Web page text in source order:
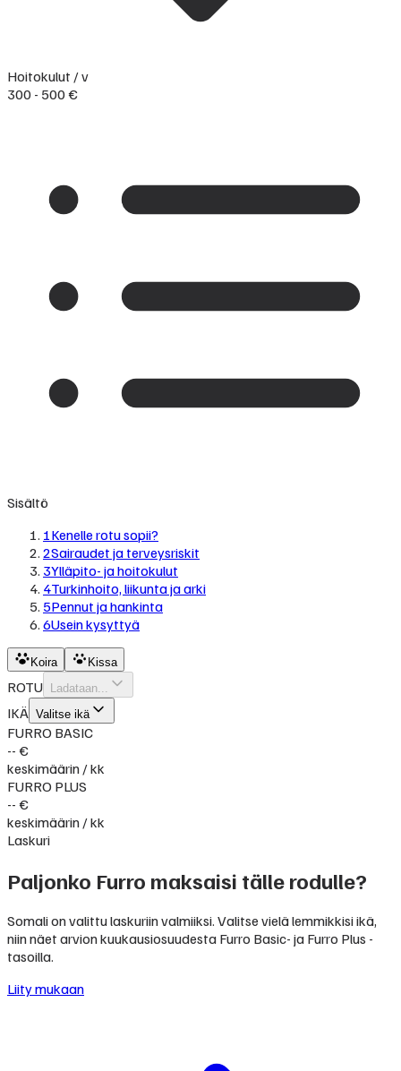
Hoitokulut / v
300 - 500 €
Sisältö
1Kenelle rotu sopii?
2Sairaudet ja terveysriskit
3Ylläpito- ja hoitokulut
4Turkinhoito, liikunta ja arki
5Pennut ja hankinta
6Usein kysyttyä
Koira Kissa
ROTU Ladataan...
IKÄ Valitse ikä
FURRO BASIC
-- €
keskimäärin / kk
FURRO PLUS
-- €
keskimäärin / kk
Laskuri
Paljonko Furro maksaisi tälle rodulle?
Somali on valittu laskuriin valmiiksi. Valitse vielä lemmikkisi ikä,
niin näet arvion kuukausiosuudesta Furro Basic- ja Furro Plus -
tasoilla.
Liity mukaan